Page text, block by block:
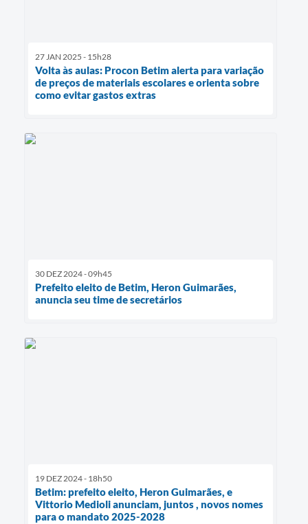
27 JAN 2025 - 15h28
Volta às aulas: Procon Betim alerta para variação
de preços de materiais escolares e orienta sobre
como evitar gastos extras
30 DEZ 2024 - 09h45
Prefeito eleito de Betim, Heron Guimarães,
anuncia seu time de secretários
19 DEZ 2024 - 18h50
Betim: prefeito eleito, Heron Guimarães, e
Vittorio Medioli anunciam, juntos , novos nomes
para o mandato 2025-2028